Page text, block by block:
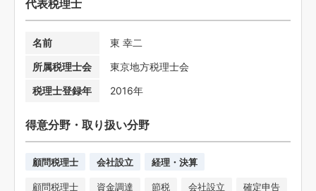
代表税理士
名前
東 幸二
所属税理士会
東京地方税理士会
税理士登録年
2016年
得意分野・取り扱い分野
顧問税理士 会社設立 経理・決算
顧問税理士 資金調達 節税 会社設立 確定申告